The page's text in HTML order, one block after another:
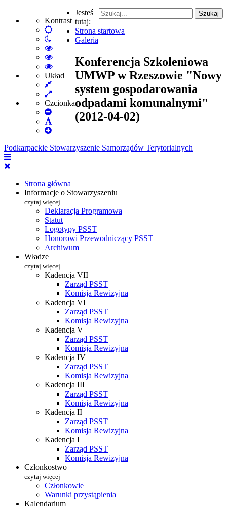
Kontrast
Default
mode
Włącz
tryb
nocny
High
Contrast
Black
White
High
Contrast
Black
High
Contrast
mode
Układ
Fixed
layout
Wide
layout
Czcionka
Set
Font
Set
Font
Szukaj
Podkarpackie Stowarzyszenie Samorządów Terytorialnych
Strona główna
Informacje o Stowarzyszeniu
czytaj więcej
Deklaracja Programowa
Statut
Logotypy PSST
Honorowi Przewodniczący PSST
Archiwum
Władze
czytaj więcej
Kadencja VII
Zarząd PSST
Komisja Rewizyjna
Kadencja VI
Zarząd PSST
Komisja Rewizyjna
Kadencja V
Zarząd PSST
Komisja Rewizyjna
Kadencja IV
Zarząd PSST
Komisja Rewizyjna
Kadencja III
Zarząd PSST
Komisja Rewizyjna
Kadencja II
Zarząd PSST
Komisja Rewizyjna
Kadencja I
Zarząd PSST
Komisja Rewizyjna
Członkostwo
czytaj więcej
Członkowie
Warunki przystąpienia
Kalendarium
Jesteś
tutaj:
Strona startowa
Galeria
Konferencja Szkoleniowa
UMWP w Rzeszowie "Nowy
system gospodarowania
odpadami komunalnymi"
(2012-04-02)